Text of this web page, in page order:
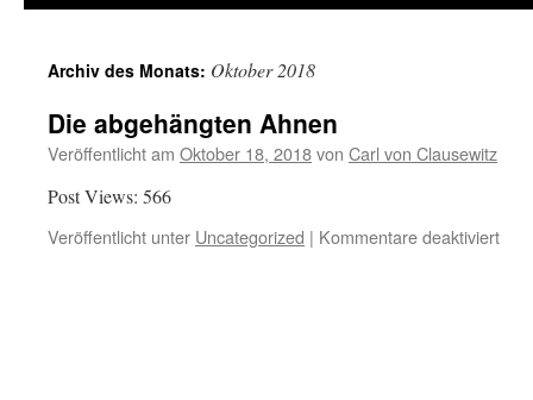
Archiv des Monats: Oktober 2018
Die abgehängten Ahnen
Veröffentlicht am Oktober 18, 2018von Carl von Clausewitz
Post Views: 566
Veröffentlicht unter Uncategorized | Kommentare deaktiviertfür